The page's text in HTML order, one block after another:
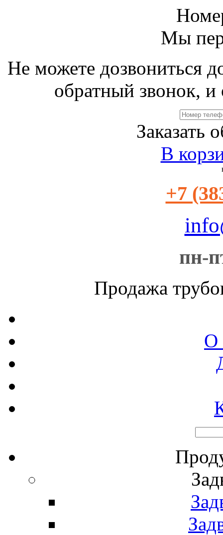
Мы
Не можете дозвониться
обратный звонок, и
Заказать
В
+7
пн-
Продажа
О